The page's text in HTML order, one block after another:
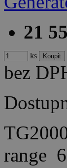
21
ks
bez
range